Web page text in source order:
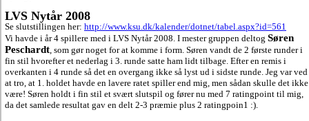
LVS Nytår 2008
Se slutstillingen her: http://www.ksu.dk/kalender/dotnet/tabel.aspx?id=561
Vi havde i år 4 spillere med i LVS Nytår 2008. I mester gruppen deltog Søren
Peschardt, som gør noget for at komme i form. Søren vandt de 2 første runder i
fin stil hvorefter et nederlag i 3. runde satte ham lidt tilbage. Efter en remis i
overkanten i 4 runde så det en overgang ikke så lyst ud i sidste runde. Jeg var ved
at tro, at 1. holdet havde en lavere ratet spiller end mig, men sådan skulle det ikke
være! Søren holdt i fin stil et svært slutspil og fører nu med 7 ratingpoint til mig,
da det samlede resultat gav en delt 2-3 præmie plus 2 ratingpoin1 :).